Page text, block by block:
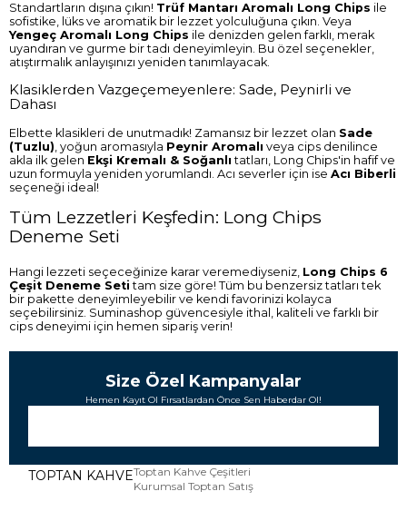
Standartların dışına çıkın! Trüf Mantarı Aromalı Long Chips ile
sofistike, lüks ve aromatik bir lezzet yolculuğuna çıkın. Veya
Yengeç Aromalı Long Chips ile denizden gelen farklı, merak
uyandıran ve gurme bir tadı deneyimleyin. Bu özel seçenekler,
atıştırmalık anlayışınızı yeniden tanımlayacak.
Klasiklerden Vazgeçemeyenlere: Sade, Peynirli ve
Dahası
Elbette klasikleri de unutmadık! Zamansız bir lezzet olan Sade
(Tuzlu), yoğun aromasıyla Peynir Aromalı veya cips denilince
akla ilk gelen Ekşi Kremalı & Soğanlı tatları, Long Chips'in hafif ve
uzun formuyla yeniden yorumlandı. Acı severler için ise Acı Biberli
seçeneği ideal!
Tüm Lezzetleri Keşfedin: Long Chips
Deneme Seti
Hangi lezzeti seçeceğinize karar veremediyseniz, Long Chips 6
Çeşit Deneme Seti tam size göre! Tüm bu benzersiz tatları tek
bir pakette deneyimleyebilir ve kendi favorinizi kolayca
seçebilirsiniz. Suminashop güvencesiyle ithal, kaliteli ve farklı bir
cips deneyimi için hemen sipariş verin!
Size Özel Kampanyalar
Hemen Kayıt Ol Fırsatlardan Önce Sen Haberdar Ol!
TOPTAN KAHVEToptan Kahve Çeşitleri
Kurumsal Toptan Satış